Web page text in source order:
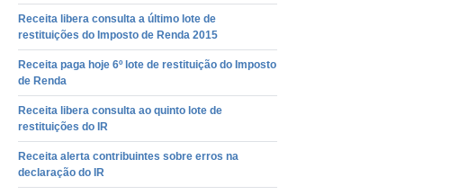
Receita libera consulta a último lote de
restituições do Imposto de Renda 2015
Receita paga hoje 6º lote de restituição do Imposto
de Renda
Receita libera consulta ao quinto lote de
restituições do IR
Receita alerta contribuintes sobre erros na
declaração do IR